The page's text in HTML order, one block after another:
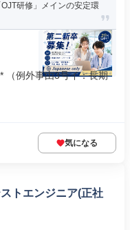
研修」メインの安定環
（例外事由3号イ：長期
気になる
トエンジニア(正社